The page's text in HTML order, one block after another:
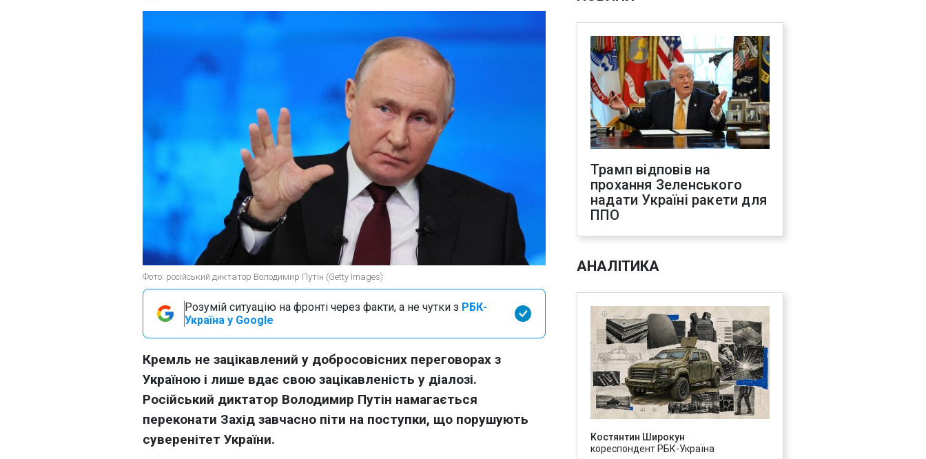
Фото: російський диктатор Володимир Путін (Getty Images)
Розумій ситуацію на фронті через факти, а не чутки з РБК-
Україна у Google
Кремль не зацікавлений у добросовісних переговорах з
Україною і лише вдає свою зацікавленість у діалозі.
Російський диктатор Володимир Путін намагається
переконати Захід завчасно піти на поступки, що порушують
суверенітет України.
Трамп відповів на
прохання Зеленського
надати Україні ракети для
ППО
АНАЛІТИКА
Костянтин Широкун
кореспондент РБК-Україна